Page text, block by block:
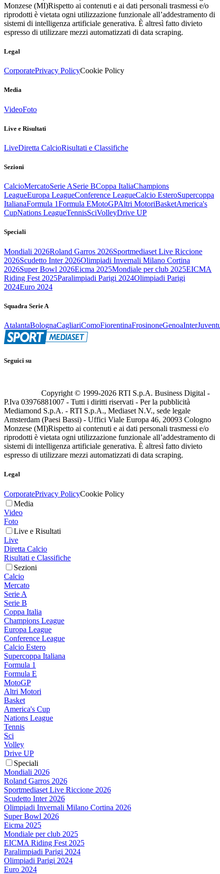
Monzese (MI)Rispetto ai contenuti e ai dati personali trasmessi e/o
riprodotti è vietata ogni utilizzazione funzionale all’addestramento di
sistemi di intelligenza artificiale generativa. È altresì fatto divieto
espresso di utilizzare mezzi automatizzati di data scraping.
Legal
CorporatePrivacy PolicyCookie Policy
Media
VideoFoto
Live e Risultati
LiveDiretta CalcioRisultati e Classifiche
Sezioni
CalcioMercatoSerie ASerie BCoppa ItaliaChampions
LeagueEuropa LeagueConference LeagueCalcio EsteroSupercoppa
ItalianaFormula 1Formula EMotoGPAltri MotoriBasketAmerica's
CupNations LeagueTennisSciVolleyDrive UP
Speciali
Mondiali 2026Roland Garros 2026Sportmediaset Live Riccione
2026Scudetto Inter 2026Olimpiadi Invernali Milano Cortina
2026Super Bowl 2026Eicma 2025Mondiale per club 2025EICMA
Riding Fest 2025Paralimpiadi Parigi 2024Olimpiadi Parigi
2024Euro 2024
Squadra Serie A
AtalantaBolognaCagliariComoFiorentinaFrosinoneGenoaInter
Seguici su
Copyright © 1999-2026 RTI S.p.A. Business Digital -
P.Iva 03976881007 - Tutti i diritti riservati - Per la pubblicità
Mediamond S.p.A. - RTI S.p.A., Mediaset N.V., sede legale
Amsterdam (Paesi Bassi) - Uffici Viale Europa 46, 20093 Cologno
Monzese (MI)Rispetto ai contenuti e ai dati personali trasmessi e/o
riprodotti è vietata ogni utilizzazione funzionale all’addestramento di
sistemi di intelligenza artificiale generativa. È altresì fatto divieto
espresso di utilizzare mezzi automatizzati di data scraping.
Legal
CorporatePrivacy PolicyCookie Policy
Media
Video
Foto
Live e Risultati
Live
Diretta Calcio
Risultati e Classifiche
Sezioni
Calcio
Mercato
Serie A
Serie B
Coppa Italia
Champions League
Europa League
Conference League
Calcio Estero
Supercoppa Italiana
Formula 1
Formula E
MotoGP
Altri Motori
Basket
America's Cup
Nations League
Tennis
Sci
Volley
Drive UP
Speciali
Mondiali 2026
Roland Garros 2026
Sportmediaset Live Riccione 2026
Scudetto Inter 2026
Olimpiadi Invernali Milano Cortina 2026
Super Bowl 2026
Eicma 2025
Mondiale per club 2025
EICMA Riding Fest 2025
Paralimpiadi Parigi 2024
Olimpiadi Parigi 2024
Euro 2024